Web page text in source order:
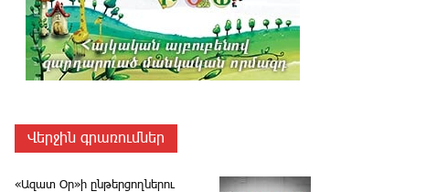
Վերջին գրառումներ
«Ազատ Օր»ի ընթերցողներու